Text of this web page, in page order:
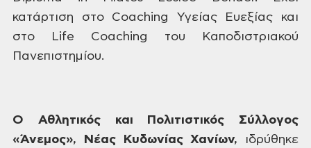
κατάρτιση στο Coaching
Υγείας Ευεξίας και
στο Life Coaching του Καποδιστριακού
Πανεπιστημίου.
Ο Αθλητικός και Πολιτιστικός Σύλλογος
«Άνεμος», Νέας Κυδωνίας Χανίων, ιδρύθηκε